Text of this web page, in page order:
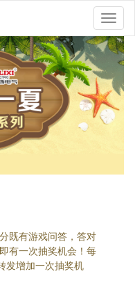
既有游戏问答，答对
有一次抽奖机会！每
发增加一次抽奖机